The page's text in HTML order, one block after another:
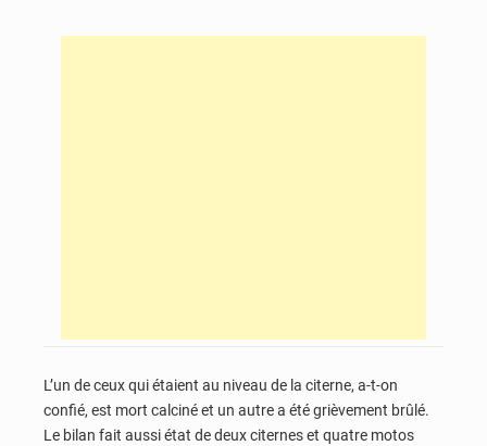
L’un de ceux qui étaient au niveau de la citerne, a-t-on
confié, est mort calciné et un autre a été grièvement brûlé.
Le bilan fait aussi état de deux citernes et quatre motos